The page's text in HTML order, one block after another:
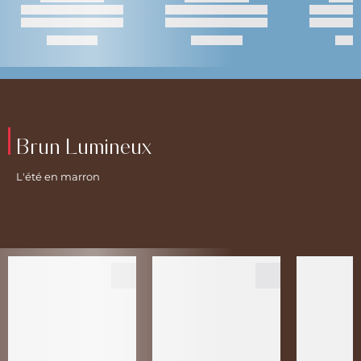
Brun Lumineux
L'été en marron